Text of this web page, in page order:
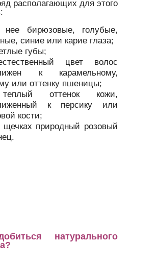
располагающих для этого
нее бирюзовые, голубые,
синие или карие глаза;
губы;
цвет волос
к карамельному,
или оттенку пшеницы;
теплый оттенок кожи,
к персику или
кости;
щечках природный розовый
натурального